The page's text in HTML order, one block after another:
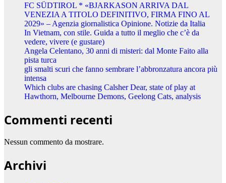
FC SÜDTIROL * «BJARKASON ARRIVA DAL
VENEZIA A TITOLO DEFINITIVO, FIRMA FINO AL
2029» – Agenzia giornalistica Opinione. Notizie da Italia
In Vietnam, con stile. Guida a tutto il meglio che c’è da
vedere, vivere (e gustare)
Angela Celentano, 30 anni di misteri: dal Monte Faito alla
pista turca
gli smalti scuri che fanno sembrare l’abbronzatura ancora più
intensa
Which clubs are chasing Calsher Dear, state of play at
Hawthorn, Melbourne Demons, Geelong Cats, analysis
Commenti recenti
Nessun commento da mostrare.
Archivi